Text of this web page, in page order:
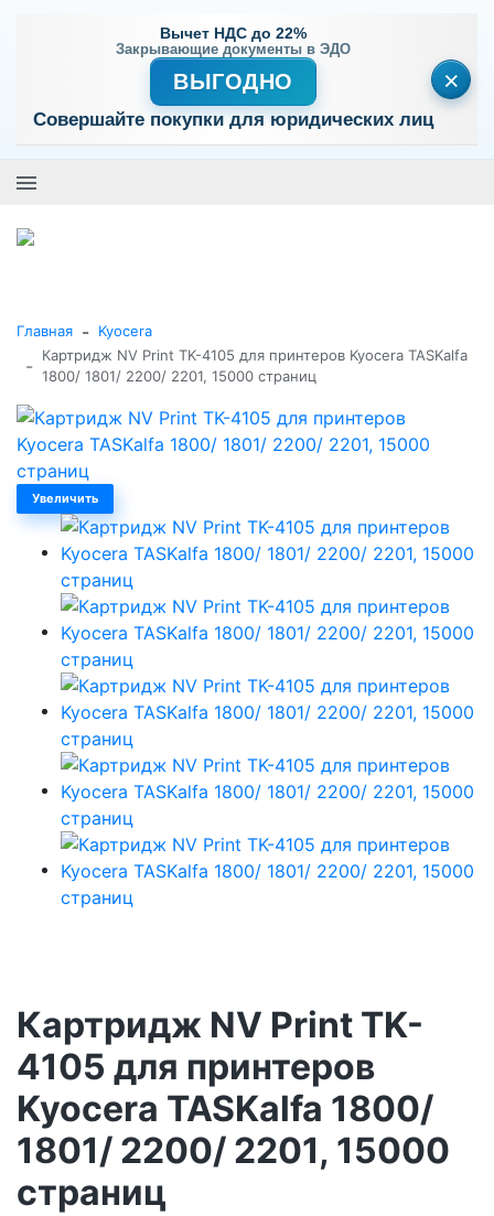
Вычет НДС до 22%
Закрывающие документы в ЭДО
ВЫГОДНО
Совершайте покупки для юридических лиц
×
Главная - Kyocera
-
Картридж NV Print TK-4105 для принтеров Kyocera TASKalfa
1800/ 1801/ 2200/ 2201, 15000 страниц
Увеличить
Картридж NV Print TK-
4105 для принтеров
Kyocera TASKalfa 1800/
1801/ 2200/ 2201, 15000
страниц